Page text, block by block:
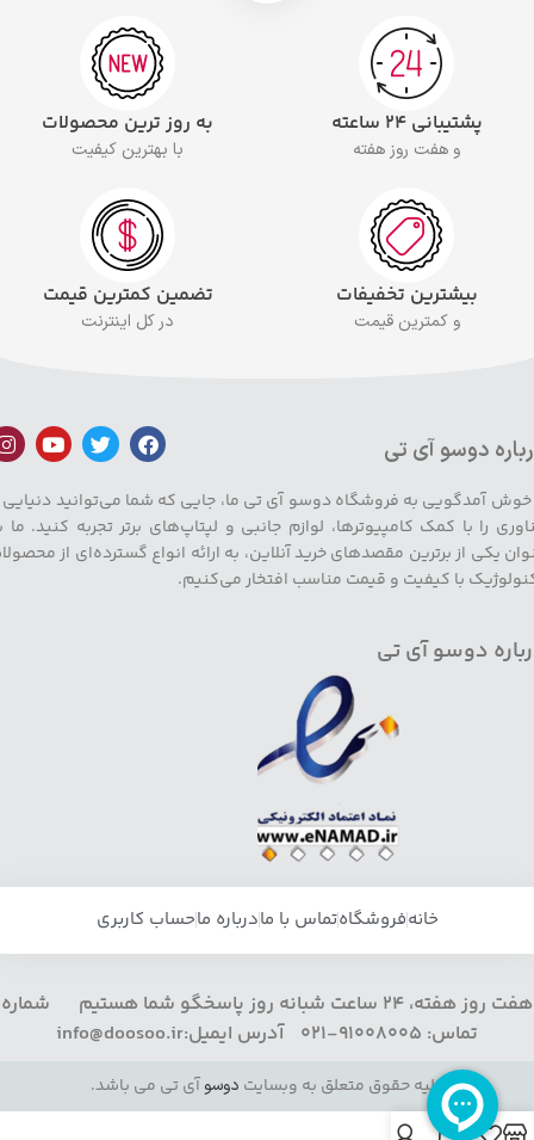
پشتیبانی ۲۴ ساعته
و هفت روز هفته
به روز ترین محصولات
با بهترین کیفیت
بیشترین تخفیفات
و کمترین قیمت
تضمین کمترین قیمت
در کل اینترنت
دوسو آی تی
خوش آمدگویی به فروشگاه دوسو آی تی ما، جایی که شما می‌توانید دنیایی
را با کمک کامپیوترها، لوازم جانبی و لپتاپ‌های برتر تجربه کنید. ما
یکی از برترین مقصدهای خرید آنلاین، به ارائه انواع گسترده‌ای از
با کیفیت و قیمت مناسب افتخار می‌کنیم.
دوسو آی تی
خانهفروشگاهتماس با مادرباره ماحساب کاربری
هفت روز هفته، 24 ساعت شبانه روز پاسخگو شما هستیم شماره
تماس: 91008005-021 آدرس ایمیل:info@doosoo.ir
کلیه حقوق متعلق به وبسایت دوسوآی تی می باشد.